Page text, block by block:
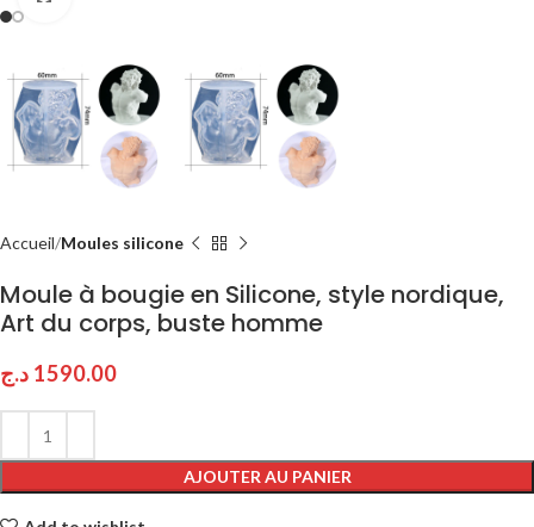
Accueil Moules silicone
Moule à bougie en Silicone, style nordique,
Art du corps, buste homme
1590.00 د.ج
AJOUTER AU PANIER